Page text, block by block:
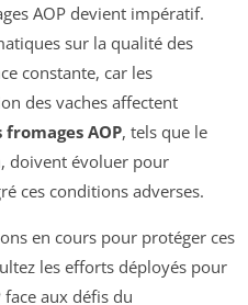
AOP devient impératif.
sur la qualité des
constante, car les
des vaches affectent
fromages AOP, tels que le
doivent évoluer pour
ces conditions adverses.
en cours pour protéger ces
les efforts déployés pour
face aux défis du